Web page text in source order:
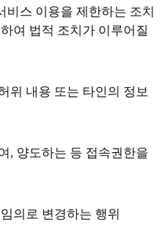
스 이용을 제한하는 조치
여 법적 조치가 이루어질
위 내용 또는 타인의 정보
, 양도하는 등 접속권한을
의로 변경하는 행위